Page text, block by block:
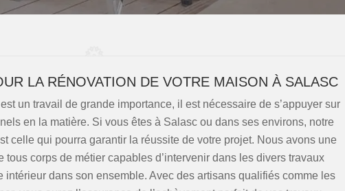
LA RÉNOVATION DE VOTRE MAISON À SALASC
un travail de grande importance, il est nécessaire de s’appuyer sur
en la matière. Si vous êtes à Salasc ou dans ses environs, notre
celle qui pourra garantir la réussite de votre projet. Nous avons une
tous corps de métier capables d’intervenir dans les divers travaux
intérieur dans son ensemble. Avec des artisans qualifiés comme les